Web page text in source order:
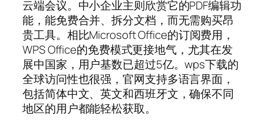
云端会议。中小企业主则欣赏它的PDF编辑功
能，能免费合并、拆分文档，而无需购买昂
贵工具。相比Microsoft Office的订阅费用，
WPS Office的免费模式更接地气，尤其在发
展中国家，用户基数已超过5亿。wps下载的
全球访问性也很强，官网支持多语言界面，
包括简体中文、英文和西班牙文，确保不同
地区的用户都能轻松获取。